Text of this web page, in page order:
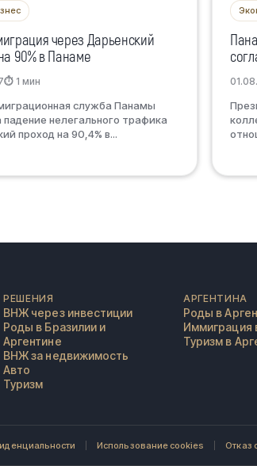
через Дарьенский
90% в Панаме
⏱ 1 мин
служба Панамы
нелегального трафика
проход на 90,4% в...
РЕШЕНИЯ
ВНЖ через инвестиции
Роды в Бразилии и
Аргентине
ВНЖ за недвижимость
Авто
Туризм
АРГЕНТИНА
Роды в
Иммиграция
Туризм в
Использование cookies Отказ